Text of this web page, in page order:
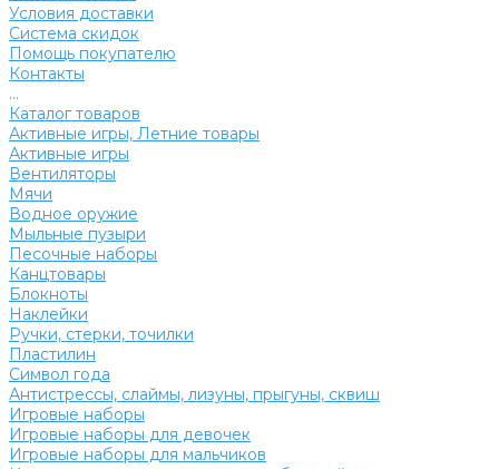
Условия доставки
Система скидок
Помощь покупателю
Контакты
...
Каталог товаров
Активные игры, Летние товары
Активные игры
Вентиляторы
Мячи
Водное оружие
Мыльные пузыри
Песочные наборы
Канцтовары
Блокноты
Наклейки
Ручки, стерки, точилки
Пластилин
Символ года
Антистрессы, слаймы, лизуны, прыгуны, сквиш
Игровые наборы
Игровые наборы для девочек
Игровые наборы для мальчиков